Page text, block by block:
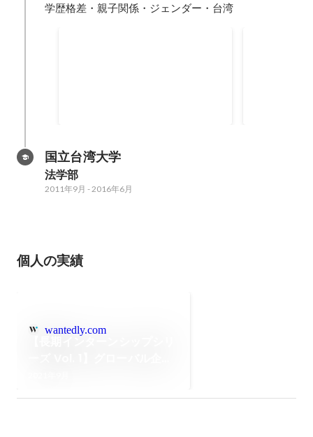
学歴格差・親子関係・ジェンダー・台湾
国立台湾大学
法学部
2011年9月 - 2016年6月
個人の実績
wantedly.com